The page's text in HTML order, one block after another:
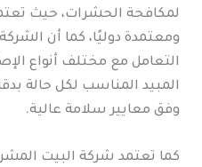
لمكافحة الحشرات، حيث
ومعتمدة دوليًا، كما أن
التعامل مع مختلف أنواع
المبيد المناسب لكل حالة
وفق معايير سلامة عالية.
كما تعتمد شركة البيت